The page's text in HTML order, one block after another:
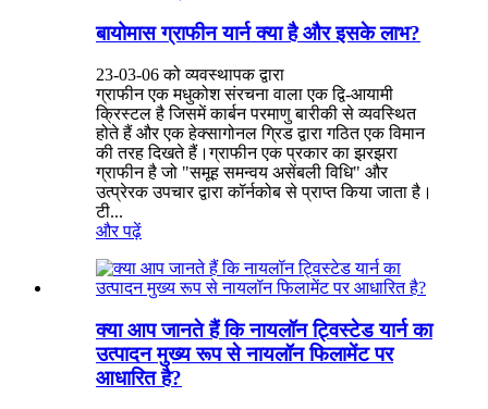
बायोमास ग्राफीन यार्न क्या है और इसके लाभ?
23-03-06 को व्यवस्थापक द्वारा
ग्राफीन एक मधुकोश संरचना वाला एक द्वि-आयामी
क्रिस्टल है जिसमें कार्बन परमाणु बारीकी से व्यवस्थित
होते हैं और एक हेक्सागोनल ग्रिड द्वारा गठित एक विमान
की तरह दिखते हैं।ग्राफीन एक प्रकार का झरझरा
ग्राफीन है जो "समूह समन्वय असेंबली विधि" और
उत्प्रेरक उपचार द्वारा कॉर्नकोब से प्राप्त किया जाता है।
टी...
और पढ़ें
क्या आप जानते हैं कि नायलॉन ट्विस्टेड यार्न का
उत्पादन मुख्य रूप से नायलॉन फिलामेंट पर
आधारित है?